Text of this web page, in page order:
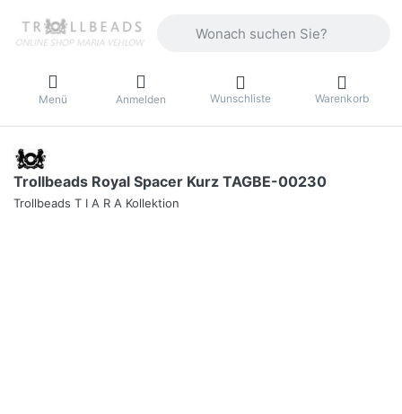
Menü Anmelden Wunschliste Warenkorb
Trollbeads Royal Spacer Kurz TAGBE-00230
Trollbeads T I A R A Kollektion